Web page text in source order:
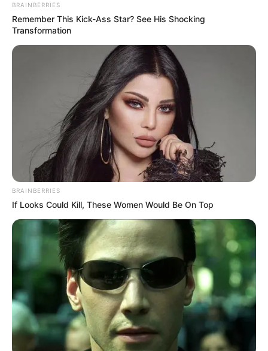
BRAINBERRIES
Remember This Kick-Ass Star? See His Shocking
Transformation
BRAINBERRIES
If Looks Could Kill, These Women Would Be On Top